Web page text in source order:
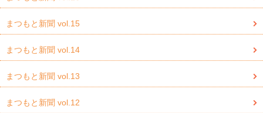
まつもと新聞 vol.15
まつもと新聞 vol.14
まつもと新聞 vol.13
まつもと新聞 vol.12